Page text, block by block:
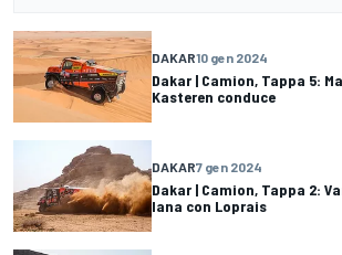
DAKAR10 gen 2024
Dakar | Camion, Tappa 5:
Kasteren conduce
DAKAR7 gen 2024
Dakar | Camion, Tappa 2:
lana con Loprais